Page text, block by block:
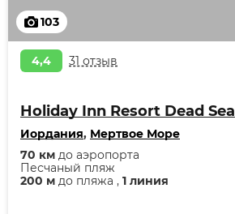
103
4,4 31 отзыв
Holiday Inn Resort Dead Sea
Иордания, Мертвое Море
200 м до пляжа , 1 линия
Песчаный пляж
70 км до аэропорта